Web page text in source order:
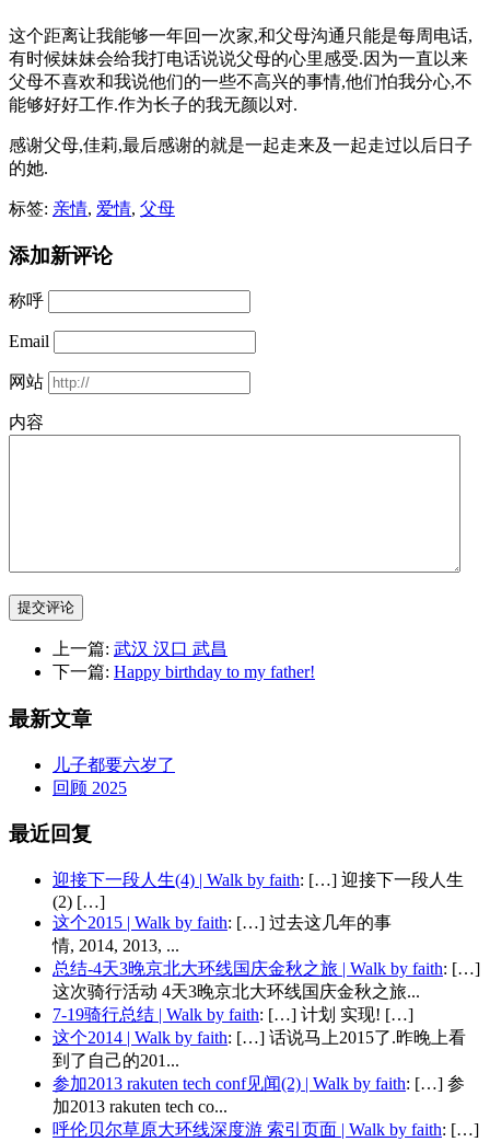
这个距离让我能够一年回一次家,和父母沟通只能是每周电话,
有时候妹妹会给我打电话说说父母的心里感受.因为一直以来
父母不喜欢和我说他们的一些不高兴的事情,他们怕我分心,不
能够好好工作.作为长子的我无颜以对.
感谢父母,佳莉,最后感谢的就是一起走来及一起走过以后日子
的她.
标签: 亲情, 爱情, 父母
添加新评论
称呼
Email
网站
内容
提交评论
上一篇: 武汉 汉口 武昌
下一篇: Happy birthday to my father!
最新文章
儿子都要六岁了
回顾 2025
最近回复
迎接下一段人生(4) | Walk by faith: […] 迎接下一段人生
(2) […]
这个2015 | Walk by faith: […] 过去这几年的事
情, 2014, 2013, ...
总结-4天3晚京北大环线国庆金秋之旅 | Walk by faith: […]
这次骑行活动 4天3晚京北大环线国庆金秋之旅...
7-19骑行总结 | Walk by faith: […] 计划 实现! […]
这个2014 | Walk by faith: […] 话说马上2015了.昨晚上看
到了自己的201...
参加2013 rakuten tech conf见闻(2) | Walk by faith: […] 参
加2013 rakuten tech co...
呼伦贝尔草原大环线深度游 索引页面 | Walk by faith: […]